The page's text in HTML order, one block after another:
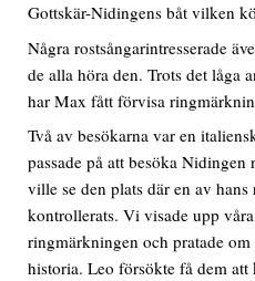
Gottskär-Nidingens båt vilken
Några rostsångarintresserade
de alla höra den. Trots det låga
har Max fått förvisa
Två av besökarna var en
passade på att besöka Nidingen
ville se den plats där en av
kontrollerats. Vi visade upp
ringmärkningen och pratade
historia. Leo försökte få dem